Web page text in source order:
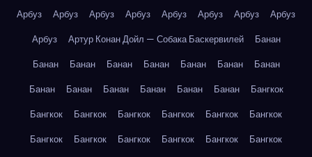
Арбуз Арбуз Арбуз Арбуз Арбуз Арбуз Арбуз
Арбуз
Арбуз
Артур Конан Дойл — Собака Баскервилей
Банан
Банан
Банан Банан Банан Банан Банан
Банан
Банан
Банан Банан Банан Банан Банан
Бангкок
Бангкок
Бангкок Бангкок Бангкок Бангкок
Бангкок
Бангкок
Бангкок Бангкок Бангкок Бангкок
Бангкок